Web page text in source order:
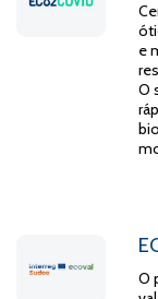
e
O
O